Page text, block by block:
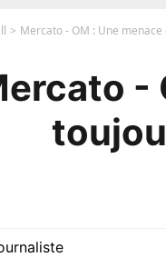
Mercato - OM : Une
-